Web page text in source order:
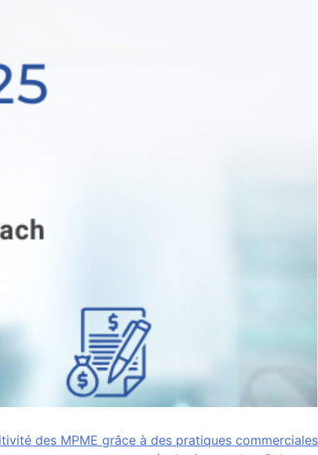
des MPME grâce à des pratiques commerciales